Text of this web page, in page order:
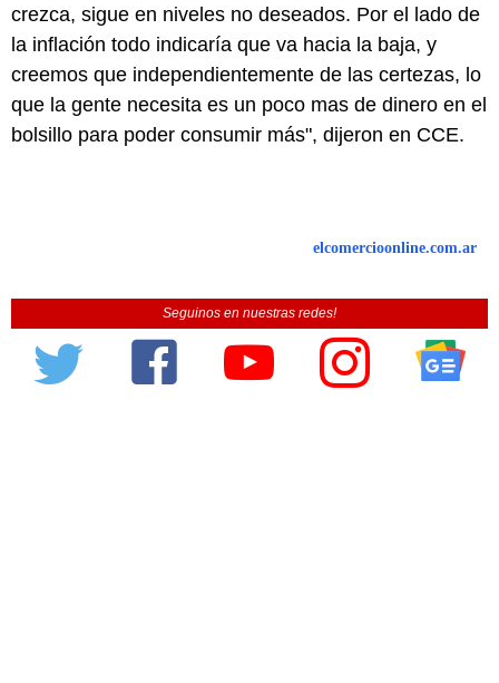
crezca, sigue en niveles no deseados. Por el lado de
la inflación todo indicaría que va hacia la baja, y
creemos que independientemente de las certezas, lo
que la gente necesita es un poco mas de dinero en el
bolsillo para poder consumir más", dijeron en CCE.
elcomercioonline.com.ar
Seguinos en nuestras redes!